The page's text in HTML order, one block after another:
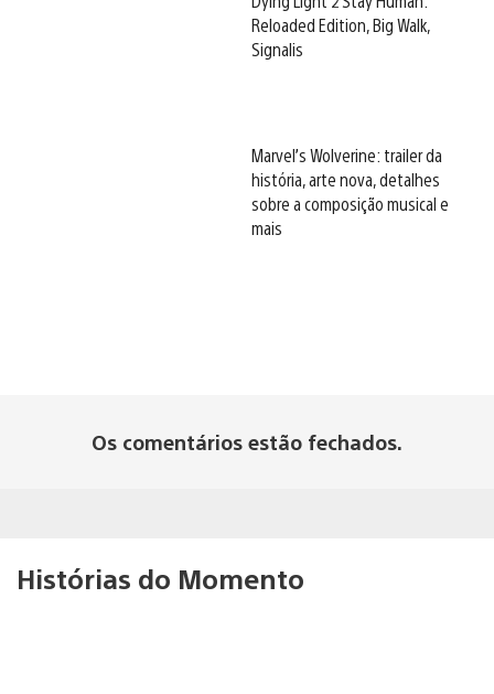
Reloaded Edition, Big Walk,
Signalis
Marvel’s Wolverine: trailer da
história, arte nova, detalhes
sobre a composição musical e
mais
Os comentários estão fechados.
Histórias do Momento